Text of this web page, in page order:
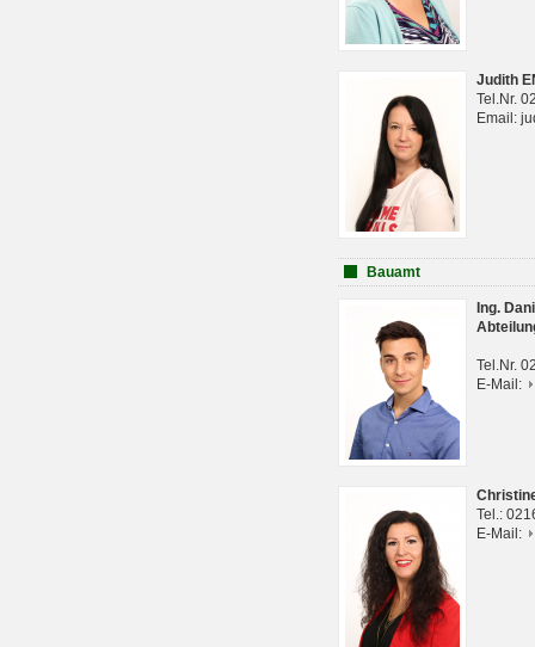
Judith
Tel.Nr.
Email:
Bauamt
Ing.
Tel.Nr.
E-Mail:
Tel.:
E-Mail: